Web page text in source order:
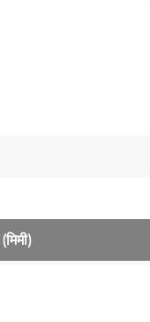
(मिमी)